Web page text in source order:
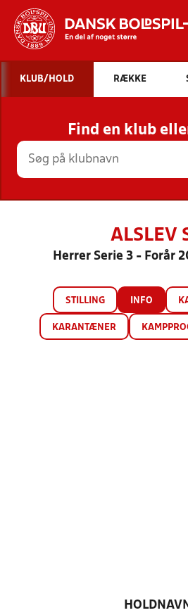
STILLINGER,
HOLD
KLUB/HOLD RÆKKE
Find en klub
ALSLEV
Herrer Serie 3 - Forår
STILLING INFO
KARANTÆNER
HOLDNAVN